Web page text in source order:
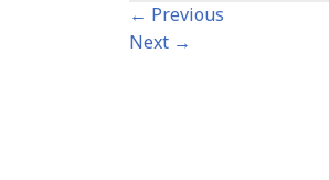
← Previous
Next →